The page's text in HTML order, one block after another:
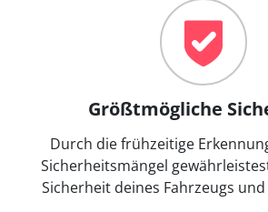
Größtmögliche
Durch die frühzeitige
Sicherheitsmängel
Sicherheit deines Fahrzeugs